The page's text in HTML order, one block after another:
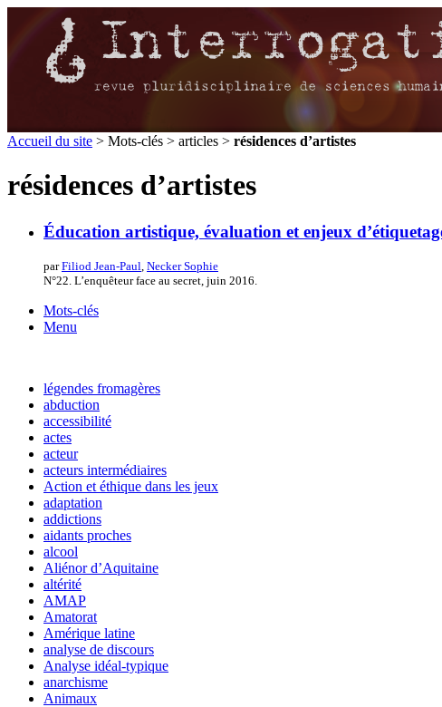
Accueil du site > Mots-clés > articles > résidences d’artistes
résidences d’artistes
Éducation artistique, évaluation et enjeux
parFiliod Jean-Paul Necker Sophie
N°22. L’enquêteur face au secret, juin 2016.
Mots-clés
Menu
légendes fromagères
abduction
accessibilité
actes
acteur
acteurs intermédiaires
Action et éthique dans les jeux
adaptation
addictions
aidants proches
alcool
Aliénor d’Aquitaine
altérité
AMAP
Amatorat
Amérique latine
analyse de discours
Analyse idéal-typique
anarchisme
Animaux